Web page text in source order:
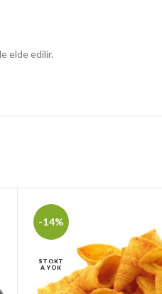
elde edilir.
-14%
STOKT
A YOK